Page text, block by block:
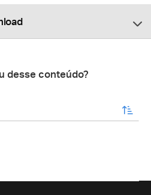
desse conteúdo?
enviar